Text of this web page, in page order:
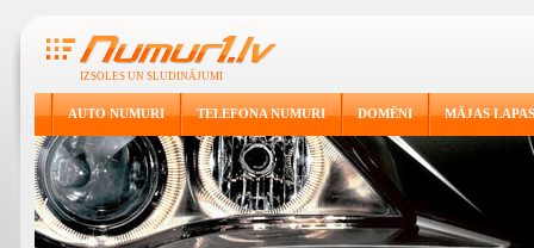
IZSOLES UN SLUDINĀJUMI
AUTO NUMURI TELEFONA NUMURI DOMĒNI MĀJAS LAPAS